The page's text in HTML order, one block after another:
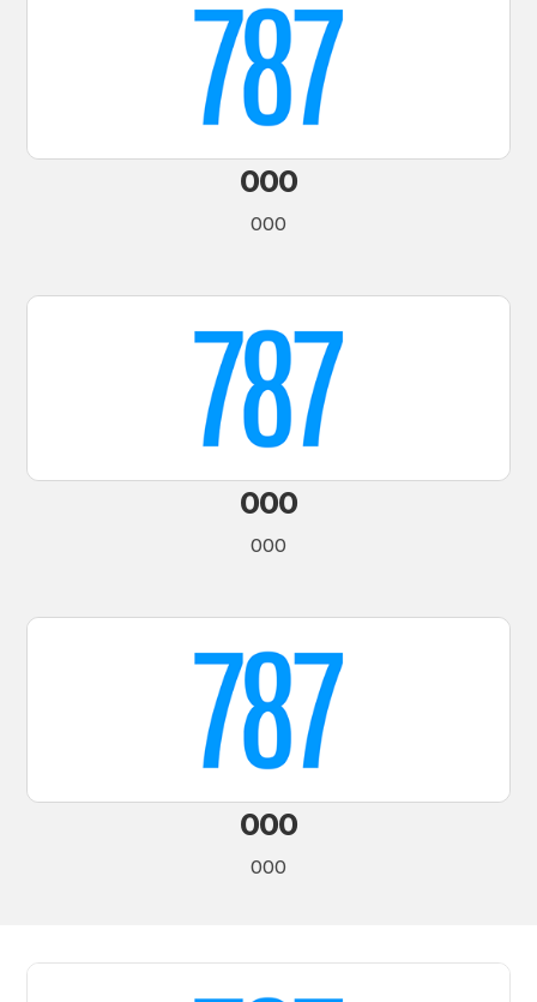
000
000
000
000
000
000